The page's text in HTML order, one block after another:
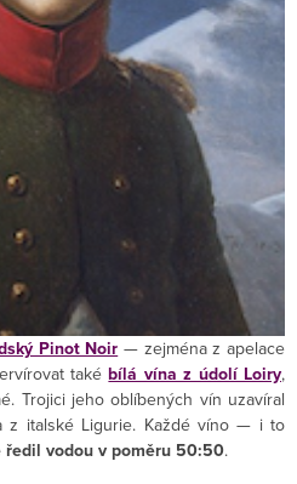
Pinot Noir — zejména z apelace
takébílá vína z údolí Loiry,
Trojici jeho oblíbených vín uzavíral
z italské Ligurie. Každé víno — i to
ředil vodou v poměru 50:50.